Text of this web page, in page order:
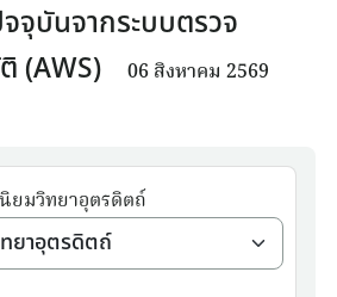
จุบันจากระบบตรวจ
(AWS)
06 สิงหาคม 2569